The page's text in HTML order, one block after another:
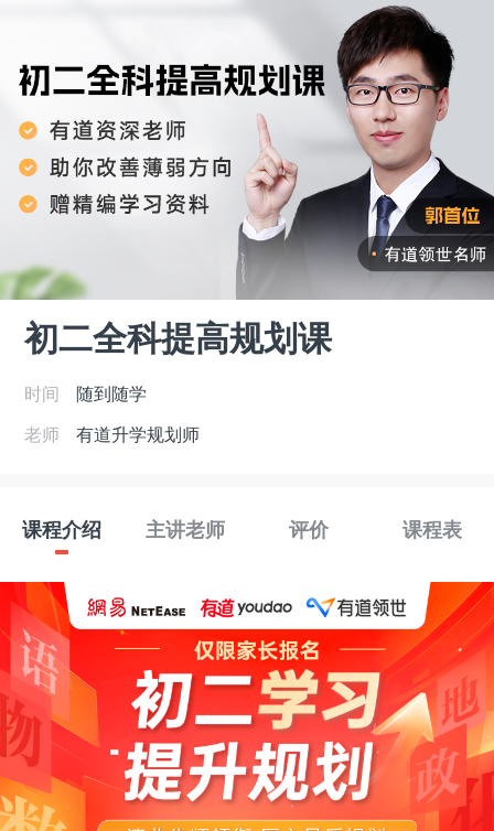
初二全科提高规划课
时间
随到随学
老师
有道升学规划师
课程介绍 主讲老师 评价 课程表